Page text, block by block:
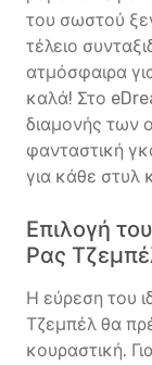
του σωστού
τέλειο
ατμόσφαιρα
καλά! Στο
διαμονής των
φανταστική
για κάθε στυλ
Επιλογή
Ρας
Η εύρεση του
Τζεμπέλ θα
κουραστική.